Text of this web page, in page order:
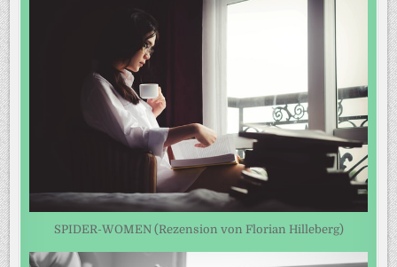
SPIDER-WOMEN (Rezension von Florian Hilleberg)